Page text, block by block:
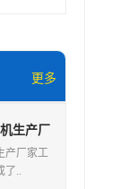
机
更多
生产厂
产厂家工
了..